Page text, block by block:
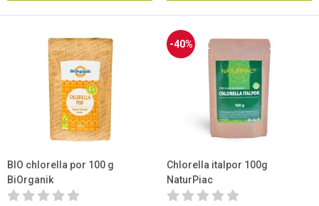
BIO chlorella por 100 g
BiOrganik
-40%
Chlorella italpor 100g
NaturPiac